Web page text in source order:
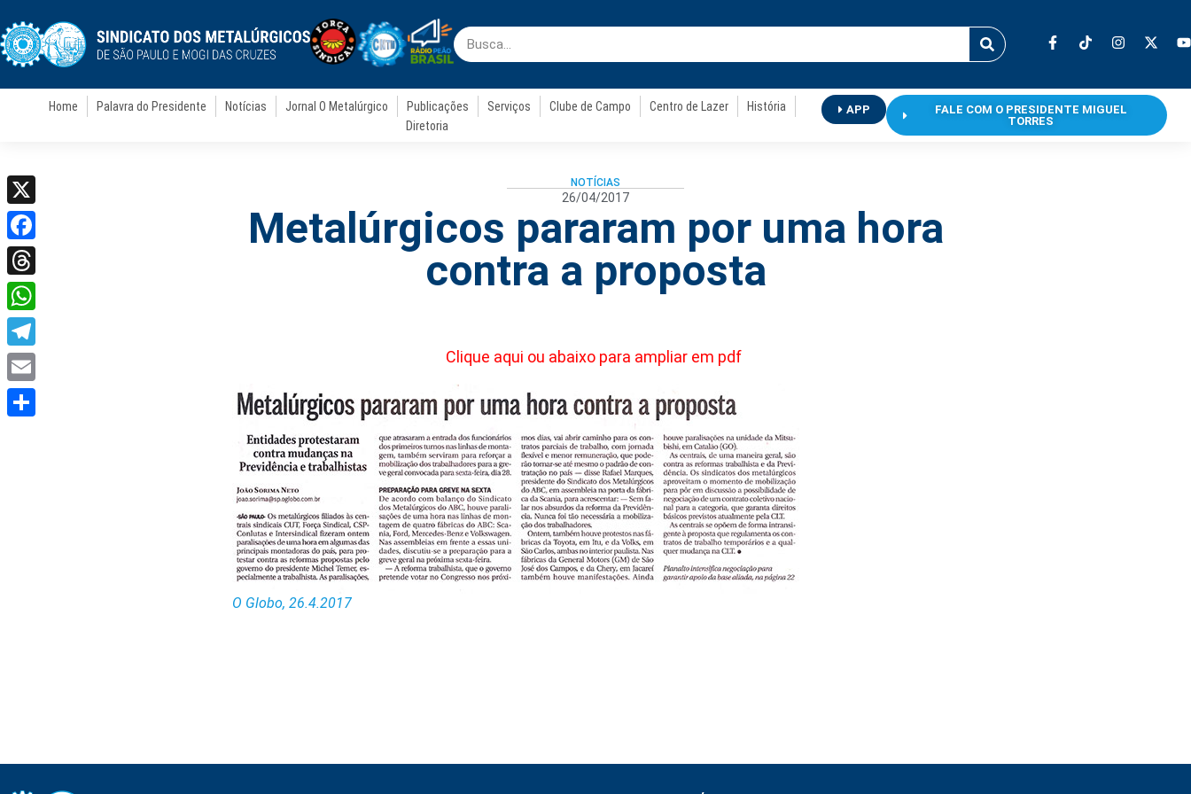
Home Palavra do Presidente Notícias Jornal O Metalúrgico Publicações Serviços Clube de Campo Centro de Lazer
História
Diretoria
APP
FALE COM O PRESIDENTE MIGUEL
TORRES
NOTÍCIAS
26/04/2017
Metalúrgicos pararam por uma hora
contra a proposta
Clique aqui ou abaixo para ampliar em pdf
O Globo, 26.4.2017
X
Facebook
Threads
WhatsApp
Telegram
Email